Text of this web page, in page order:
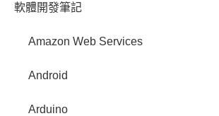
軟體開發筆記
Amazon Web Services
Android
Arduino